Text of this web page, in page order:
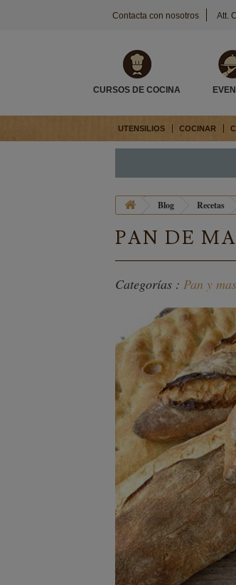
Contacta con nosotros Att.
CURSOS DE COCINA
UTENSILIOS COCINAR
Blog Recetas
PAN DE
Categorías : Pan y